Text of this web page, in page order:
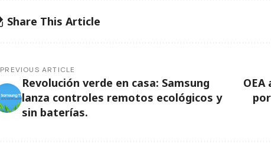
Share This Article
PREVIOUS ARTICLE
Revolución verde en casa: Samsung
lanza controles remotos ecológicos y
sin baterías.